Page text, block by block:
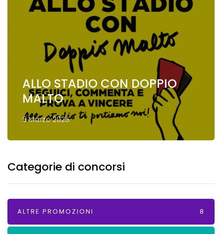
ALLO STADIO CON DOPPIO
MALTO
6 Marzo 2025
Categorie di concorsi
ALTRE PROMOZIONI 8